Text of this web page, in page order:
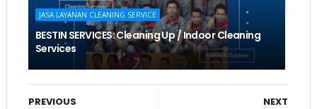
JASA LAYANAN CLEANING SERVICE
BESTIN SERVICES: Cleaning Up / Indoor Cleaning
Services
NEXT
PREVIOUS